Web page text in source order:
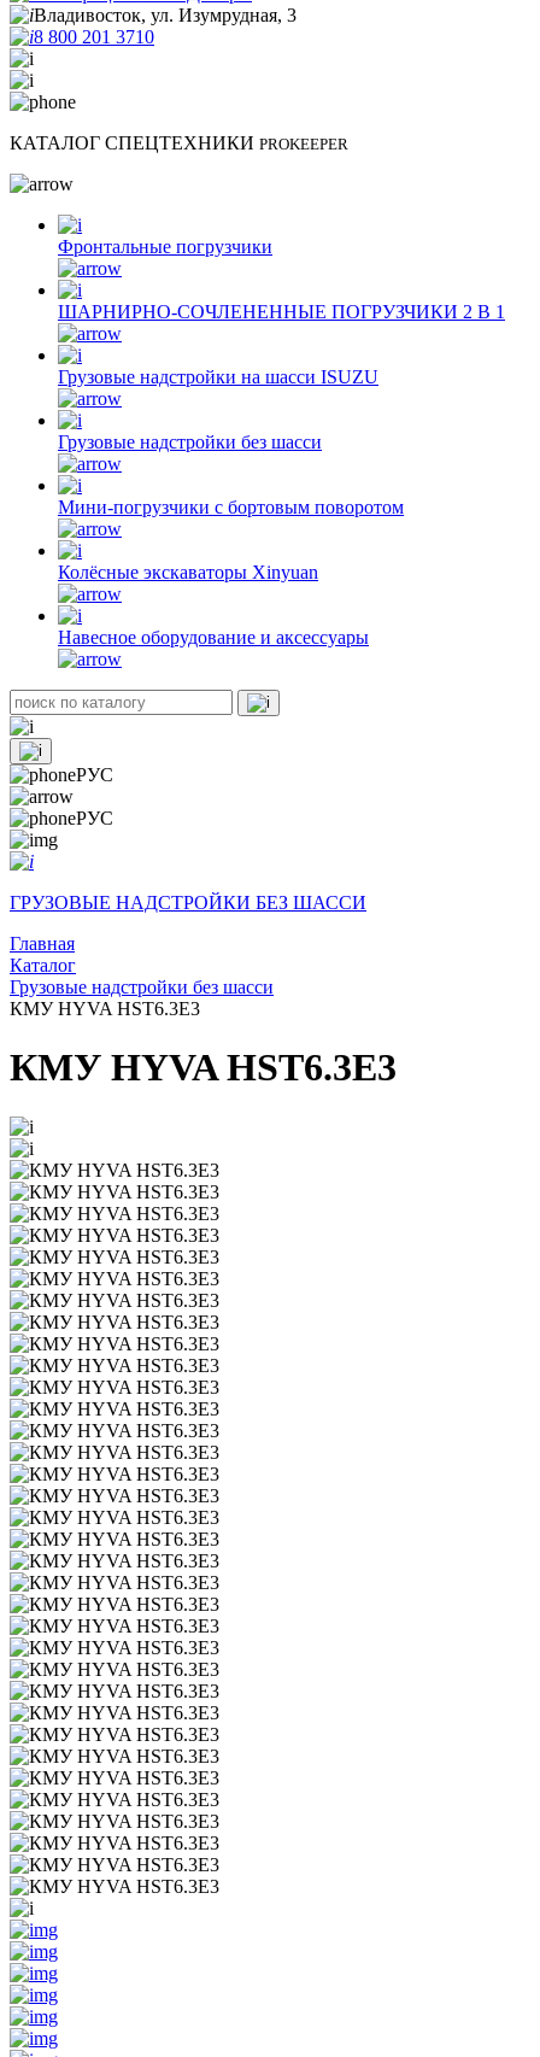
Владивосток, ул. Изумрудная, 3
8 800 201 3710
КАТАЛОГ СПЕЦТЕХНИКИ PROKEEPER
Фронтальные погрузчики
ШАРНИРНО-СОЧЛЕНЕННЫЕ ПОГРУЗЧИКИ 2 В 1
Грузовые надстройки на шасси ISUZU
Грузовые надстройки без шасси
Мини-погрузчики с бортовым поворотом
Колёсные экскаваторы Xinyuan
Навесное оборудование и аксессуары
РУС
РУС
ГРУЗОВЫЕ НАДСТРОЙКИ БЕЗ ШАССИ
Главная
Каталог
Грузовые надстройки без шасси
КМУ HYVA HST6.3E3
КМУ HYVA HST6.3E3